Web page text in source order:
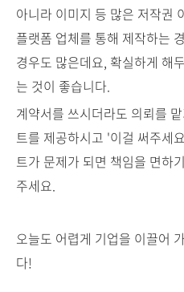
아니라 이미지 등 많은 저작권
플랫폼 업체를 통해 제작하는
경우도 많은데요, 확실하게 해
는 것이 좋습니다.
계약서를 쓰시더라도 의뢰를
트를 제공하시고 '이걸 써주세
트가 문제가 되면 책임을 면하
주세요.
오늘도 어렵게 기업을 이끌어
다!